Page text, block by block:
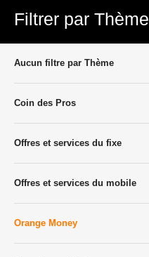
Filtrer par Thème
Aucun filtre par Thème
Coin des Pros
Offres et services du fixe
Offres et services du mobile
Orange Money